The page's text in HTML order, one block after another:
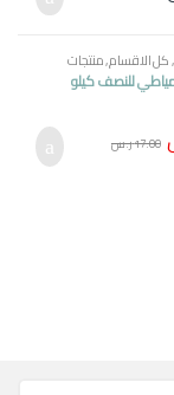
,كل الاقسام,منتجات
للنصف كيلو
17.00ر.س